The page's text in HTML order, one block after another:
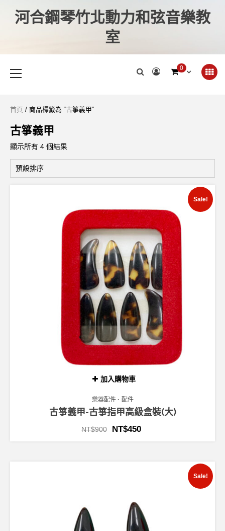
河合鋼琴竹北動力和弦音樂教
室
0
首頁 / 商品標籤為 “古箏義甲”
古箏義甲
顯示所有 4 個結果
加入購物車
Sale!
樂器配件 配件
古箏義甲-古箏指甲高級盒裝(大)
NT$900 NT$450
Sale!